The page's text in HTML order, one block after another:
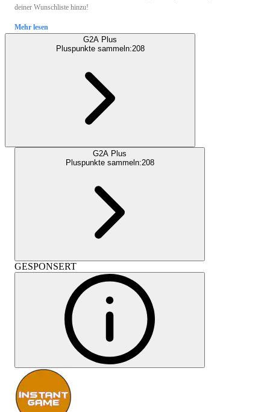
deiner Wunschliste hinzu!
Mehr lesen
G2A Plus
Pluspunkte sammeln:208
G2A Plus
Pluspunkte sammeln:208
GESPONSERT